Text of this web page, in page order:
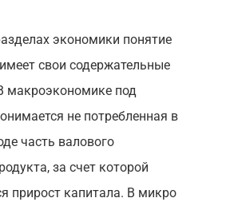
экономики понятие
свои содержательные
макроэкономике под
не потребленная в
часть валового
за счет которой
прирост капитала. В микро